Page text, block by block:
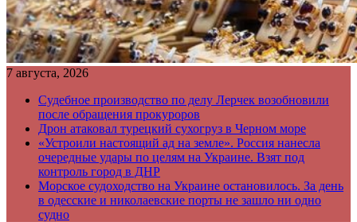
7 августа, 2026
Судебное производство по делу Лерчек возобновили
после обращения прокуроров
Дрон атаковал турецкий сухогруз в Черном море
«Устроили настоящий ад на земле». Россия нанесла
очередные удары по целям на Украине. Взят под
контроль город в ДНР
Морское судоходство на Украине остановилось. За день
в одесские и николаевские порты не зашло ни одно
судно